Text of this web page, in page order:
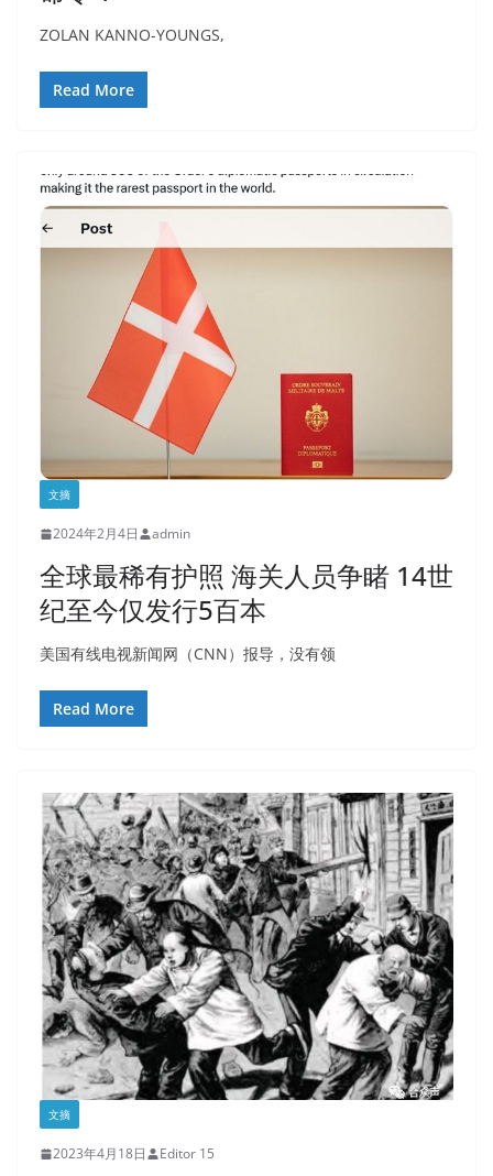
ZOLAN KANNO-YOUNGS,
Read More
文摘
2024年2月4日 admin
全球最稀有护照 海关人员争睹 14世
纪至今仅发行5百本
美国有线电视新闻网（CNN）报导，没有领
Read More
文摘
2023年4月18日 Editor 15